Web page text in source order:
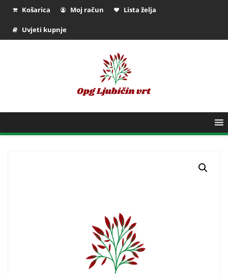
Košarica Moj račun Lista želja
Uvjeti kupnje